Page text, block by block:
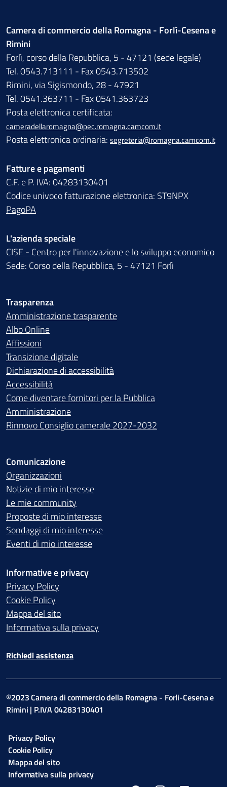
Camera di commercio della Romagna - Forlì-Cesena e
Rimini
Forlì, corso della Repubblica, 5 - 47121 (sede legale)
Tel. 0543.713111 - Fax 0543.713502
Rimini, via Sigismondo, 28 - 47921
Tel. 0541.363711 - Fax 0541.363723
Posta elettronica certificata:
cameradellaromagna@pec.romagna.camcom.it
Posta elettronica ordinaria: segreteria@romagna.camcom.it
Fatture e pagamenti
C.F. e P. IVA: 04283130401
Codice univoco fatturazione elettronica: ST9NPX
PagoPA
L'azienda speciale
CISE - Centro per l'innovazione e lo sviluppo economico
Sede: Corso della Repubblica, 5 - 47121 Forlì
Trasparenza
Amministrazione trasparente
Albo Online
Affissioni
Transizione digitale
Dichiarazione di accessibilità
Accessibilità
Come diventare fornitori per la Pubblica
Amministrazione
Rinnovo Consiglio camerale 2027-2032
Comunicazione
Organizzazioni
Notizie di mio interesse
Le mie community
Proposte di mio interesse
Sondaggi di mio interesse
Eventi di mio interesse
Informative e privacy
Privacy Policy
Cookie Policy
Mappa del sito
Informativa sulla privacy
Richiedi assistenza
©2023 Camera di commercio della Romagna - Forli-Cesena e
Rimini | P.IVA 04283130401
Privacy Policy
Cookie Policy
Mappa del sito
Informativa sulla privacy